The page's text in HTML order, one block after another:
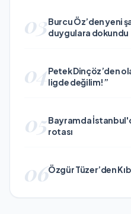
03Burcu Öz’den yeni
duygulara dokundu
04Petek Dinçöz’den
ligde değilim!”
05Bayramda
rotası
06Özgür Tüzer’den